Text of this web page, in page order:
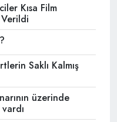
Kısa Film
Saklı Kalmış
üzerinde